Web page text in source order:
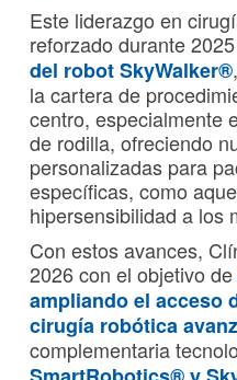
Este liderazgo en
reforzado durante
del robot SkyWalker®
la cartera de
centro, especialmente
de rodilla, ofreciendo
personalizadas para
específicas, como
hipersensibilidad a los
Con estos avances,
2026 con el objetivo de
ampliando el acceso
cirugía robótica
complementaria